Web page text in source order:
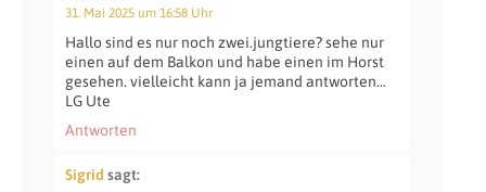
31. Mai 2025 um 16:58 Uhr
Hallo sind es nur noch zwei.jungtiere? sehe nur
einen auf dem Balkon und habe einen im Horst
gesehen. vielleicht kann ja jemand antworten…
LG Ute
Antworten
Sigrid sagt: